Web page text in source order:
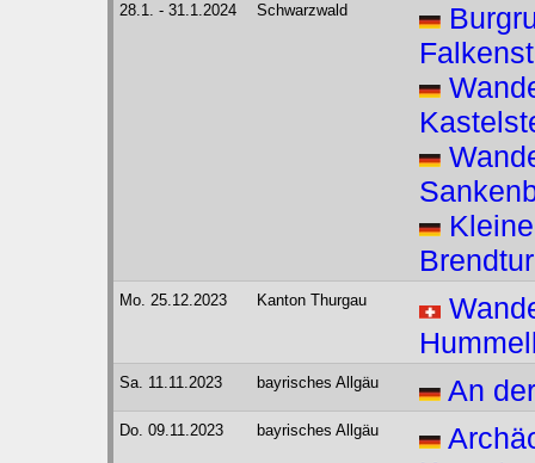
28.1. - 31.1.2024 Schwarzwald
Mo. 25.12.2023 Kanton Thurgau
Sa. 11.11.2023 bayrisches Allgäu An
Do. 09.11.2023 bayrisches Allgäu